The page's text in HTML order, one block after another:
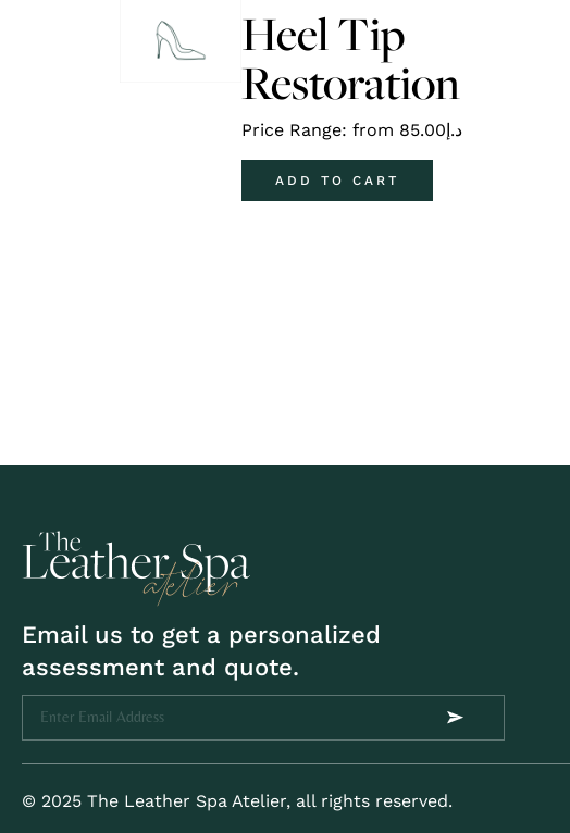
Heel Tip
Restoration
Price Range: from د.إ85.00
ADD TO CART
Email us to get a personalized
assessment and quote.
© 2025 The Leather Spa Atelier, all rights reserved.